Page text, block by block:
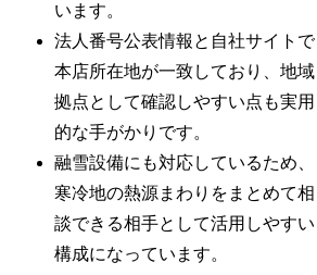
います。
法人番号公表情報と自社サイトで
本店所在地が一致しており、地域
拠点として確認しやすい点も実用
的な手がかりです。
融雪設備にも対応しているため、
寒冷地の熱源まわりをまとめて相
談できる相手として活用しやすい
構成になっています。